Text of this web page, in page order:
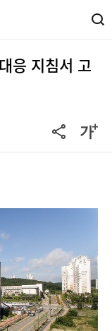
응 지침서 고